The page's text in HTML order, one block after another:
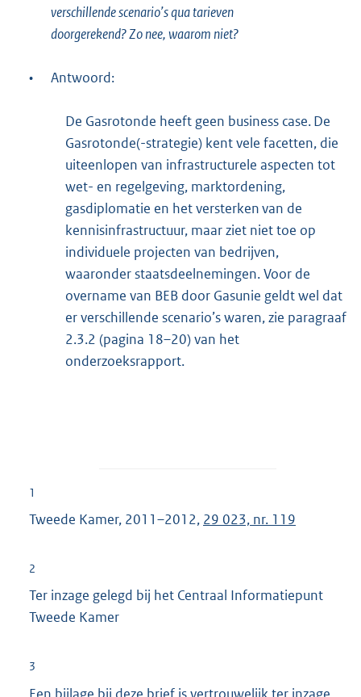
verschillende scenario’s qua tarieven
doorgerekend? Zo nee, waarom niet?
• Antwoord:
De Gasrotonde heeft geen business case. De
Gasrotonde(-strategie) kent vele facetten, die
uiteenlopen van infrastructurele aspecten tot
wet- en regelgeving, marktordening,
gasdiplomatie en het versterken van de
kennisinfrastructuur, maar ziet niet toe op
individuele projecten van bedrijven,
waaronder staatsdeelnemingen. Voor de
overname van BEB door Gasunie geldt wel dat
er verschillende scenario’s waren, zie paragraaf
2.3.2 (pagina 18–20) van het
onderzoeksrapport.
1
Tweede Kamer, 2011–2012, 29 023, nr. 119
2
Ter inzage gelegd bij het Centraal Informatiepunt
Tweede Kamer
3
Een bijlage bij deze brief is vertrouwelijk ter inzage